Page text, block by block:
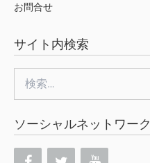
お問合せ
サイト内検索
ソーシャルネットワーク